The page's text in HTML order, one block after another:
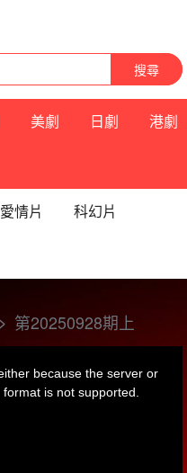
搜尋
美劇 日劇 港劇
愛情片 科幻片
第20250928期上